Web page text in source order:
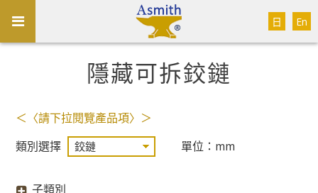
En
日
隱藏可拆鉸鏈
＜〈請下拉閱覽產品項〉＞
類別選擇
單位：mm
子類別